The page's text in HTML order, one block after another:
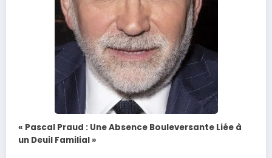
« Pascal Praud : Une Absence Bouleversante Liée à
un Deuil Familial »